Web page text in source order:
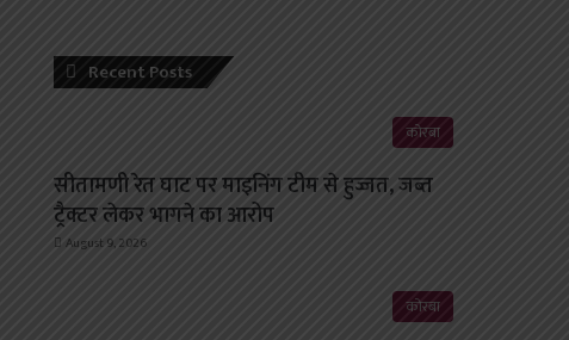
Recent Posts
कोरबा
सीतामणी रेत घाट पर माइनिंग टीम से हुज्जत, जब्त
ट्रैक्टर लेकर भागने का आरोप
August 9, 2026
कोरबा